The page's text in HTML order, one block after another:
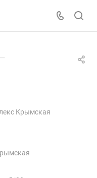
—
Крымская